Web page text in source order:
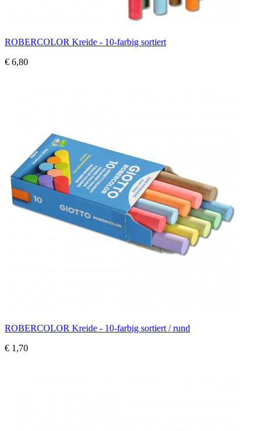
ROBERCOLOR Kreide - 10-farbig sortiert
€ 6,80
ROBERCOLOR Kreide - 10-farbig sortiert / rund
€ 1,70